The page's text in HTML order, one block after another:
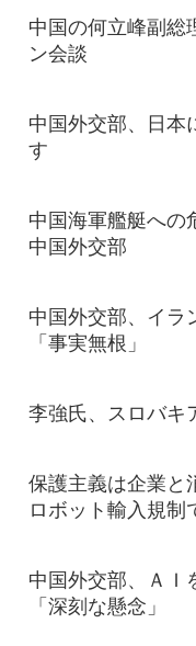
中国の何立峰副総
ン会談
中国外交部、日本
す
中国海軍艦艇へ
中国外交部
中国外交部、イラ
「事実無根」
李強氏、スロバキ
保護主義は企業
ロボット輸入規制
中国外交部、ＡＩ
「深刻な懸念」